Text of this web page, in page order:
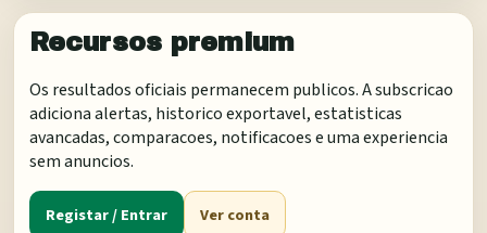
Recursos premium
Os resultados oficiais permanecem publicos. A subscricao
adiciona alertas, historico exportavel, estatisticas
avancadas, comparacoes, notificacoes e uma experiencia
sem anuncios.
Registar / Entrar Ver conta